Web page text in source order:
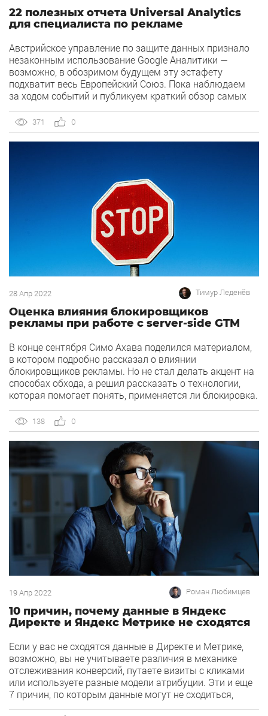
22 полезных отчета Universal Analytics
для специалиста по рекламе
Австрийское управление по защите данных признало
незаконным использование Google Аналитики —
возможно, в обозримом будущем эту эстафету
подхватит весь Европейский Союз. Пока наблюдаем
за ходом событий и публикуем краткий обзор самых
подготовил специалист отдела автоматизации
и аналитики в MediaGuru Айнур Кильдияров.
В Universal Analytics отчеты сгруппированы в пять
371 0
28 Апр 2022 Тимур Леденёв
Оценка влияния блокировщиков
рекламы при работе с server-side GTM
В конце сентября Симо Ахава поделился материалом,
в котором подробно рассказал о влиянии
блокировщиков рекламы. Но не стал делать акцент на
способах обхода, а решил рассказать о технологии,
которая помогает понять, применяется ли блокировка.
вас эту статью. Многим кажется, что server-side (GTM
для сервера) GTM устойчив к блокировщикам рекламы
и контента. В конце […]
138 0
19 Апр 2022 Роман Любимцев
10 причин, почему данные в Яндекс
Директе и Яндекс Метрике не сходятся
Если у вас не сходятся данные в Директе и Метрике,
возможно, вы не учитываете различия в механике
отслеживания конверсий, путаете визиты с кликами
или используете разные модели атрибуции. Эти и еще
7 причин, по которым данные могут не сходиться,